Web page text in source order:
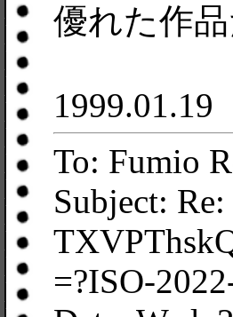
優れた作
1999.01.19
To: Fumio
Subject:
=?ISO-